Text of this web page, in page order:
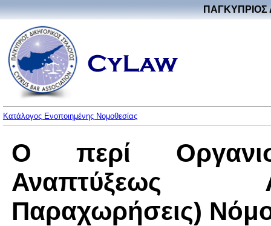
ΠΑΓΚΥΠΡΙΟΣ
Κατάλογος Ενοποιημένης Νομοθεσίας
Ο περί
Αναπτύξεως
Παραχωρήσεις)